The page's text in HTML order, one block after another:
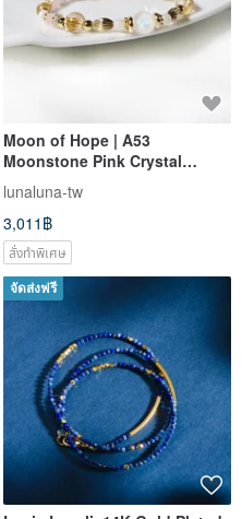
Moon of Hope | A53
Moonstone Pink Crystal
Titanium Crystal Bracelet
lunaluna-tw
3,011฿
สั่งทำพิเศษ
จัดส่งฟรี